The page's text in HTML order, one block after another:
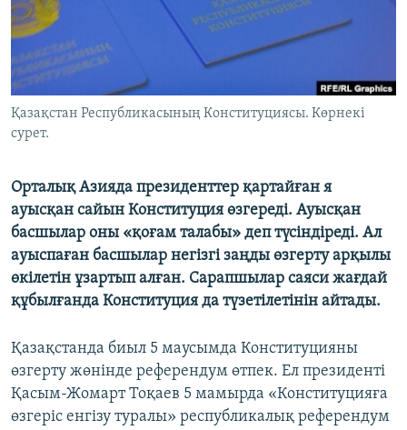
ЖАЗЫЛЫҢЫЗ
Басқа тілдерде
Қазақстан Республикасының Конституциясы. Көрнекі
сурет.
Орталық Азияда президенттер қартайған я
ауысқан сайын Конституция өзгереді. Ауысқан
басшылар оны «қоғам талабы» деп түсіндіреді. Ал
ауыспаған басшылар негізгі заңды өзгерту арқылы
өкілетін ұзартып алған. Сарапшылар саяси жағдай
құбылғанда Конституция да түзетілетінін айтады.
Қазақстанда биыл 5 маусымда Конституцияны
өзгерту жөнінде референдум өтпек. Ел президенті
Қасым-Жомарт Тоқаев 5 мамырда «Конституцияға
өзгеріс енгізу туралы» республикалық референдум